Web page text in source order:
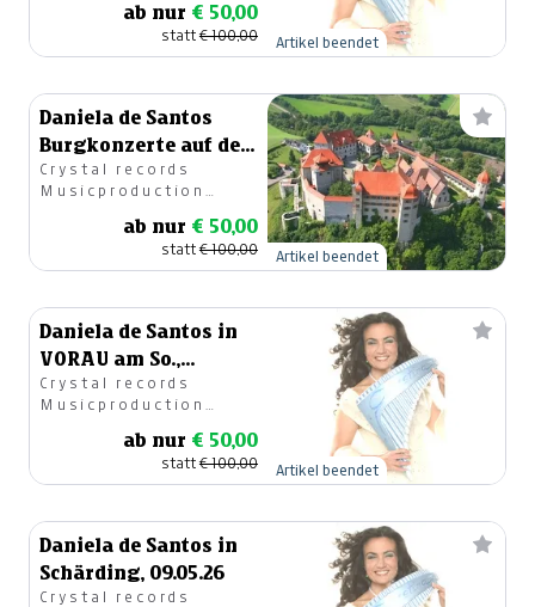
ab nur € 50,00
statt€ 100,00 Artikel beendet
Daniela de Santos
Burgkonzerte auf der
Harburg, ihrer Heimat
Crystal records
Musicproduction
ab nur € 50,00
statt€ 100,00 Artikel beendet
Daniela de Santos in
VORAU am So.,
27.09.2026
Crystal records
Musicproduction
ab nur € 50,00
statt€ 100,00 Artikel beendet
Daniela de Santos in
Schärding, 09.05.26
Crystal records